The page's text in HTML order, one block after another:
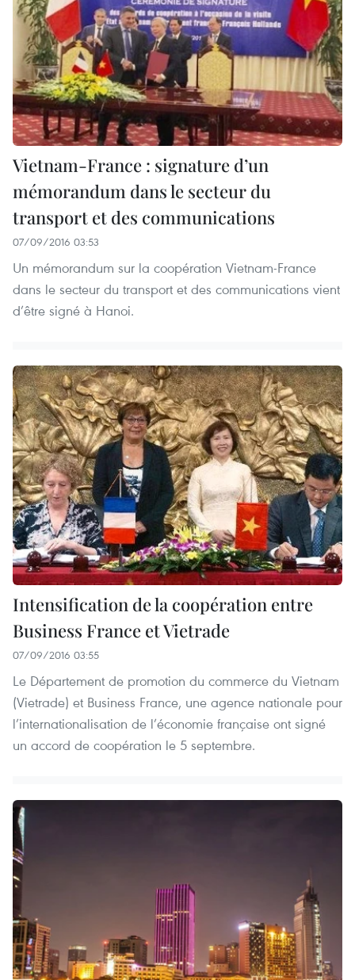
Vietnam-France : signature d’un
mémorandum dans le secteur du
transport et des communications
07/09/2016 03:53
Un mémorandum sur la coopération Vietnam-France
dans le secteur du transport et des communications vient
d’être signé à Hanoi.
Intensification de la coopération entre
Business France et Vietrade
07/09/2016 03:55
Le Département de promotion du commerce du Vietnam
(Vietrade) et Business France, une agence nationale pour
l’internationalisation de l’économie française ont signé
un accord de coopération le 5 septembre.